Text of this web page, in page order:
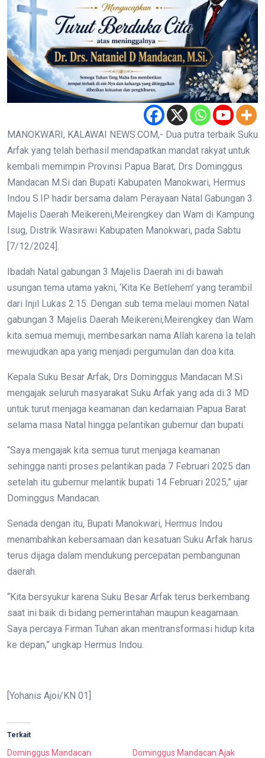
MANOKWARI, KALAWAI NEWS.COM,- Dua putra terbaik Suku
Arfak yang telah berhasil mendapatkan mandat rakyat untuk
kembali memimpin Provinsi Papua Barat, Drs Dominggus
Mandacan M.Si dan Bupati Kabupaten Manokwari, Hermus
Indou S.IP hadir bersama dalam Perayaan Natal Gabungan 3
Majelis Daerah Meikereni,Meirengkey dan Wam di Kampung
Isug, Distrik Wasirawi Kabupaten Manokwari, pada Sabtu
[7/12/2024].
Ibadah Natal gabungan 3 Majelis Daerah ini di bawah
usungan tema utama yakni, ‘Kita Ke Betlehem’ yang terambil
dari Injil Lukas 2:15. Dengan sub tema melaui momen Natal
gabungan 3 Majelis Daerah Meikereni,Meirengkey dan Wam
kita semua memuji, membesarkan nama Allah karena Ia telah
mewujudkan apa yang menjadi pergumulan dan doa kita.
Kepala Suku Besar Arfak, Drs Dominggus Mandacan M.Si
mengajak seluruh masyarakat Suku Arfak yang ada di 3 MD
untuk turut menjaga keamanan dan kedamaian Papua Barat
selama masa Natal hingga pelantikan gubernur dan bupati.
“Saya mengajak kita semua turut menjaga keamanan
sehingga nanti proses pelantikan pada 7 Februari 2025 dan
setelah itu gubernur melantik bupati 14 Februari 2025,” ujar
Dominggus Mandacan.
Senada dengan itu, Bupati Manokwari, Hermus Indou
menambahkan kebersamaan dan kesatuan Suku Arfak harus
terus dijaga dalam mendukung percepatan pembangunan
daerah.
“Kita bersyukur karena Suku Besar Arfak terus berkembang
saat ini baik di bidang pemerintahan maupun keagamaan.
Saya percaya Firman Tuhan akan mentransformasi hidup kita
ke depan,” ungkap Hermus Indou.
[Yohanis Ajoi/KN 01]
Terkait
Dominggus Mandacan
Dominggus Mandacan Ajak